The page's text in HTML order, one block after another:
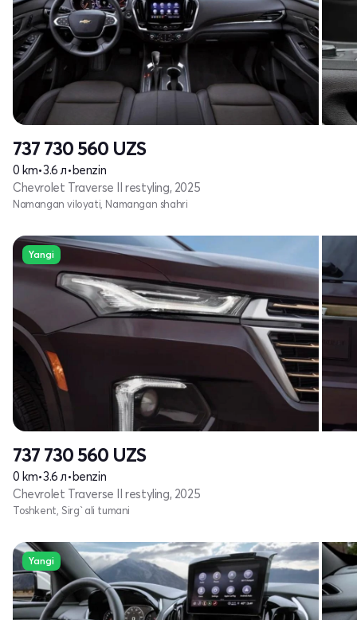
737 730 560 UZS
0 km•3.6 л•benzin
Chevrolet Traverse II restyling, 2025
Namangan viloyati, Namangan shahri
Yangi
737 730 560 UZS
0 km•3.6 л•benzin
Chevrolet Traverse II restyling, 2025
Toshkent, Sirg`ali tumani
Yangi